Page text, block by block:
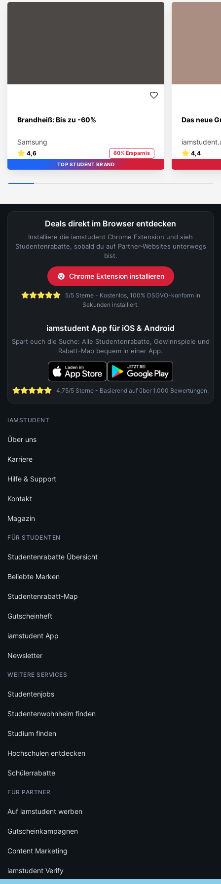
Brandheiß: Bis zu -60%
Samsung
4,6 60% Ersparnis
TOP STUDENT BRAND
Das neue
4,4
Deals direkt im Browser entdecken
Installiere die iamstudent Chrome Extension und sieh
Studentenrabatte, sobald du auf Partner-Websites unterwegs
bist.
Chrome Extension installieren
5/5 Sterne - Kostenlos, 100% DSGVO-konform in
Sekunden installiert.
iamstudent App für iOS & Android
Spart euch die Suche: Alle Studentenrabatte, Gewinnspiele und
Rabatt-Map bequem in einer App.
4,75/5 Sterne - Basierend auf über 1.000 Bewertungen.
IAMSTUDENT
Über uns
Karriere
Hilfe & Support
Kontakt
Magazin
FÜR STUDENTEN
Studentenrabatte Übersicht
Beliebte Marken
Studentenrabatt-Map
Gutscheinheft
iamstudent App
Newsletter
WEITERE SERVICES
Studentenjobs
Studentenwohnheim finden
Studium finden
Hochschulen entdecken
Schülerrabatte
FÜR PARTNER
Auf iamstudent werben
Gutscheinkampagnen
Content Marketing
iamstudent Verify